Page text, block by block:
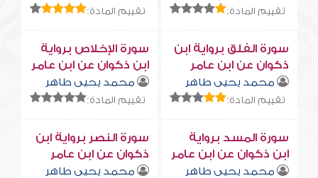
تقييم المادة: تقييم المادة:
سورة الفلق برواية ابن
ذكوان عن ابن عامر
محمد يحيى طاهر
تقييم المادة:
سورة الإخلاص برواية
ابن ذكوان عن ابن عامر
محمد يحيى طاهر
تقييم المادة:
سورة المسد برواية
ابن ذكوان عن ابن عامر
محمد يحيى طاهر
سورة النصر برواية ابن
ذكوان عن ابن عامر
محمد يحيى طاهر